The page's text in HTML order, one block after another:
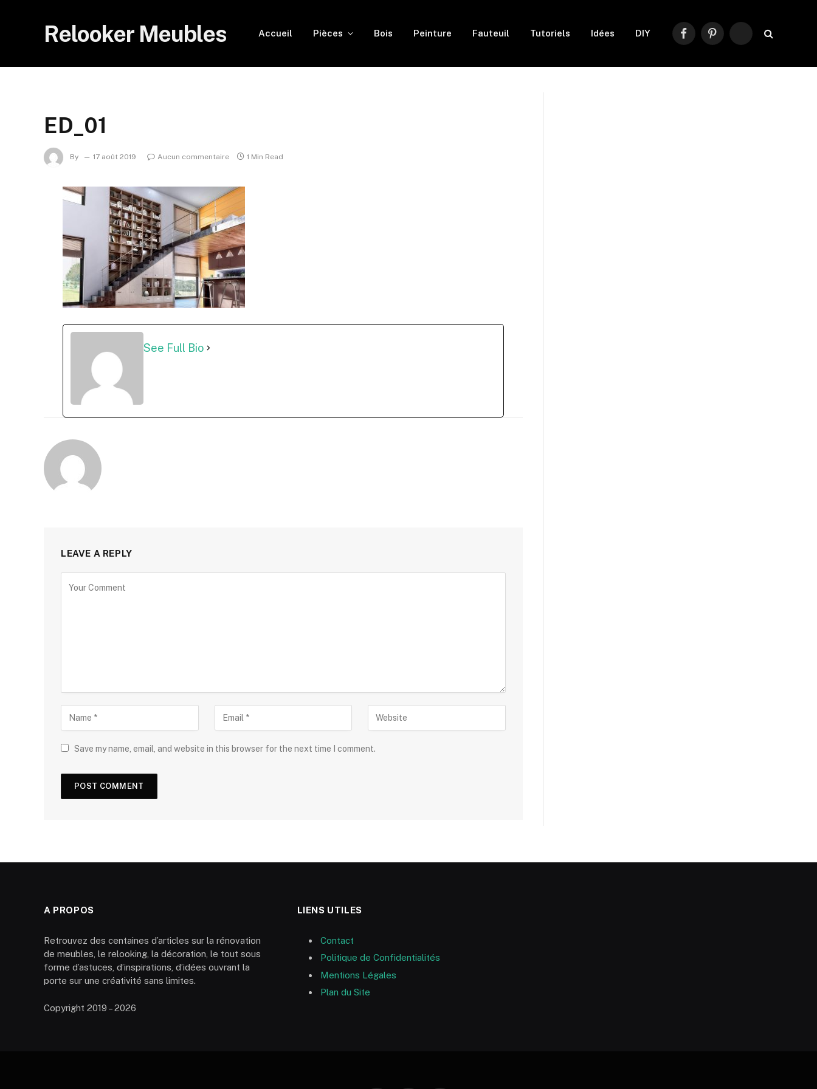
Relooker Meubles Accueil Pièces Bois Peinture Fauteuil Tutoriels Idées DIY
FacebookPinterestRSS
ED_01
By 17 août 2019 Aucun commentaire 1 Min Read
See Full Bio
LEAVE A REPLY
Save my name, email, and website in this browser for the next time I comment.
A PROPOS
Retrouvez des centaines d’articles sur la rénovation
de meubles, le relooking, la décoration, le tout sous
forme d’astuces, d’inspirations, d’idées ouvrant la
porte sur une créativité sans limites.
Copyright 2019 – 2026
LIENS UTILES
Contact
Politique de Confidentialités
Mentions Légales
Plan du Site